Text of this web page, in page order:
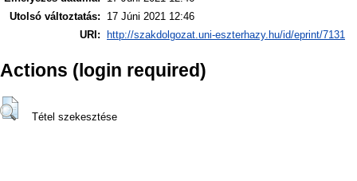
Utolsó változtatás:
17 Júni 2021 12:46
URI:
http://szakdolgozat.uni-eszterhazy.hu/id/eprint/7131
Actions (login required)
Tétel szekesztése